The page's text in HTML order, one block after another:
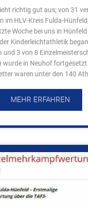
richtig gut aus; von 31
im HLV-Kreis Fulda-
Woche bei uns in Hünfeld
Kinderleichtathletik
und 3 von 8
wurde in Neuhof
waren unter den 140
MEHR ERFAHREN